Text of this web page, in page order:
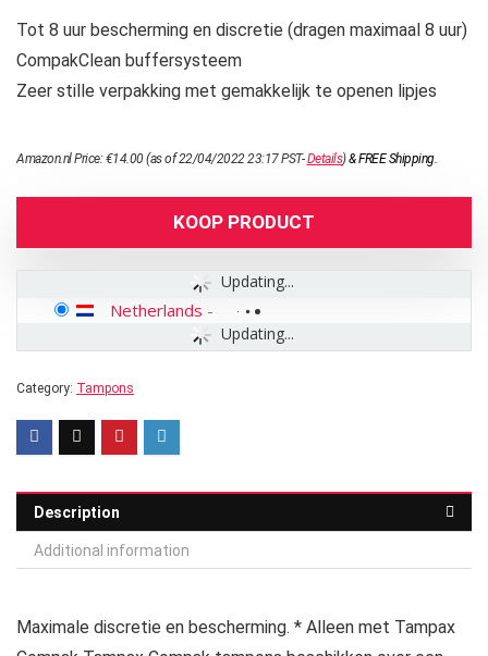
Tot 8 uur bescherming en discretie (dragen maximaal 8 uur)
CompakClean buffersysteem
Zeer stille verpakking met gemakkelijk te openen lipjes
Amazon.nl Price:€14.00(as of 22/04/2022 23:17 PST-Details)&FREE Shipping.
KOOP PRODUCT
Updating...
Updating...
Netherlands -
Category: Tampons
Description
Additional information
Maximale discretie en bescherming. * Alleen met Tampax